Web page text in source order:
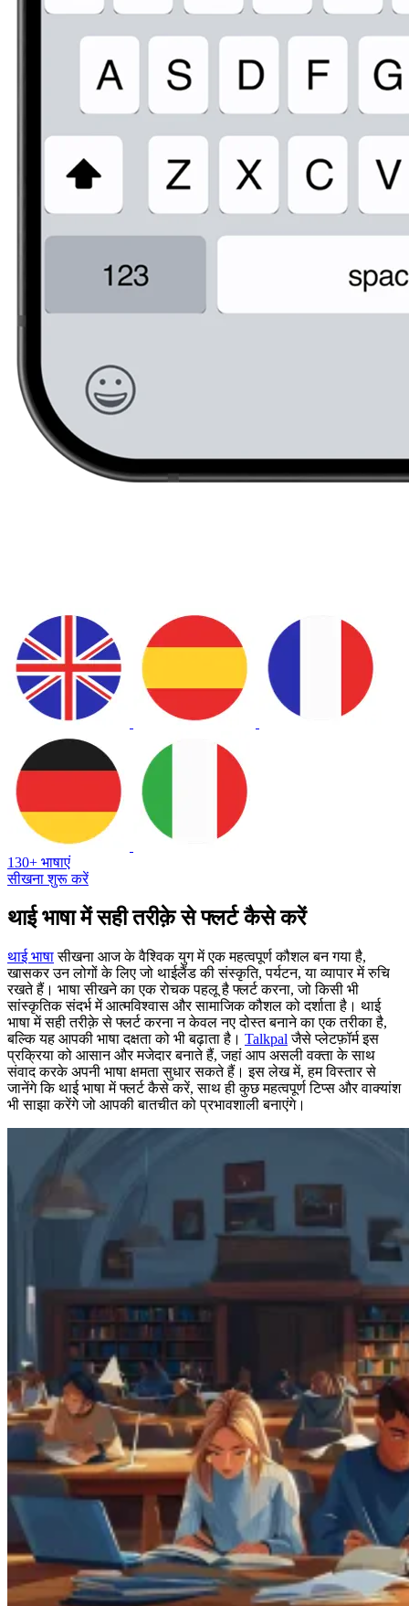
130+ भाषाएं
सीखना शुरू करें
थाई भाषा में सही तरीक़े से फ्लर्ट कैसे करें
थाई भाषासीखना आज के वैश्विक युग में एक महत्वपूर्ण कौशल बन गया है,
खासकर उन लोगों के लिए जो थाईलैंड की संस्कृति, पर्यटन, या व्यापार में रुचि
रखते हैं। भाषा सीखने का एक रोचक पहलू है फ्लर्ट करना, जो किसी भी
सांस्कृतिक संदर्भ में आत्मविश्वास और सामाजिक कौशल को दर्शाता है। थाई
भाषा में सही तरीक़े से फ्लर्ट करना न केवल नए दोस्त बनाने का एक तरीका है,
बल्कि यह आपकी भाषा दक्षता को भी बढ़ाता है। Talkpal जैसे प्लेटफ़ॉर्म इस
प्रक्रिया को आसान और मजेदार बनाते हैं, जहां आप असली वक्ता के साथ
संवाद करके अपनी भाषा क्षमता सुधार सकते हैं। इस लेख में, हम विस्तार से
जानेंगे कि थाई भाषा में फ्लर्ट कैसे करें, साथ ही कुछ महत्वपूर्ण टिप्स और वाक्यांश
भी साझा करेंगे जो आपकी बातचीत को प्रभावशाली बनाएंगे।